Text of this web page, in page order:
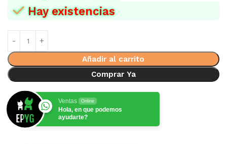
Hay existencias
Añadir al carrito
Comprar Ya
Ventas Online
Hola, en que podemos
ayudarte?